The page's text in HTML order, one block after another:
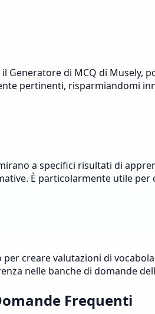
di MCQ di Musely,
pertinenti, risparmiandomi
a specifici risultati di
È particolarmente utile
creare valutazioni di
nelle banche di domande
Frequenti